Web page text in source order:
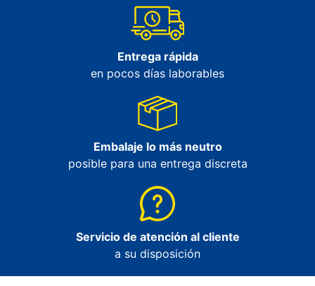
Entrega rápida
en pocos días laborables
Embalaje lo más neutro
posible para una entrega discreta
Servicio de atención al cliente
a su disposición